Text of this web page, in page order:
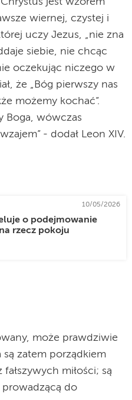
wiernej, czystej i
uczy Jezus, „nie zna
siebie, nie chcąc
oczekując niczego w
że „Bóg pierwszy nas
możemy kochać”.
Boga, wówczas
- dodał Leon XIV.
10/05/2026
o podejmowanie
rzecz pokoju
może prawdziwie
są zatem porządkiem
miłości; są
do